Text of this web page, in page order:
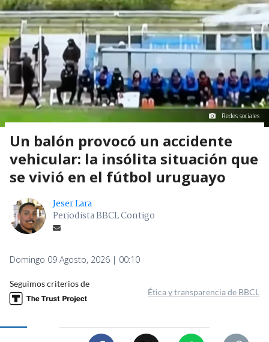
Redes sociales
Un balón provocó un accidente
vehicular: la insólita situación que
se vivió en el fútbol uruguayo
Jeser Lara
Periodista BBCL Contigo
Domingo 09 Agosto, 2026 | 00:10
Seguimos criterios de
Ética y transparencia de BBCL